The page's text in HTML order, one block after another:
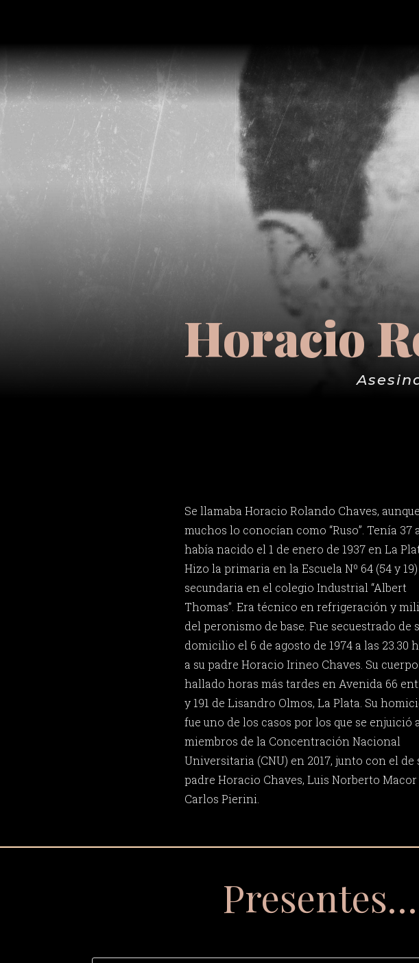
Horacio
Se llamaba Horacio Rolando Chaves, aunque
muchos lo conocían como “Ruso”. Tenía 37
había nacido el 1 de enero de 1937 en La
Hizo la primaria en la Escuela Nº 64 (54 y
secundaria en el colegio Industrial “Albert
Thomas”. Era técnico en refrigeración y
del peronismo de base. Fue secuestrado de
domicilio el 6 de agosto de 1974 a las 23.30
a su padre Horacio Irineo Chaves. Su
hallado horas más tardes en Avenida 66
y 191 de Lisandro Olmos, La Plata. Su
fue uno de los casos por los que se enjuició a
miembros de la Concentración Nacional
Universitaria (CNU) en 2017, junto con el de
padre Horacio Chaves, Luis Norberto Macor
Carlos Pierini.